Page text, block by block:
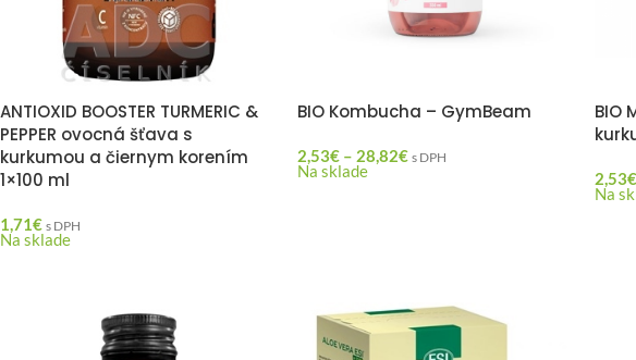
ANTIOXID BOOSTER TURMERIC &
PEPPER ovocná šťava s
kurkumou a čiernym korením
1×100 ml
1,71€ s DPH
Na sklade
BIO Kombucha – GymBeam
2,53€ – 28,82€ s DPH
Na sklade
BIO
2,53€
Na